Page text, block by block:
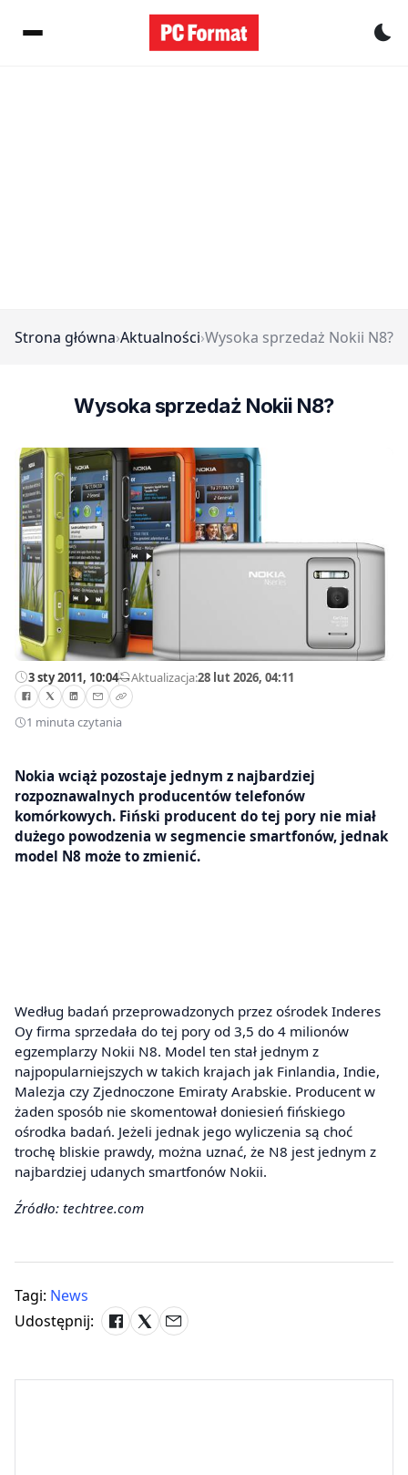
Strona główna›Aktualności›Wysoka sprzedaż Nokii N8?
Wysoka sprzedaż Nokii N8?
3 sty 2011, 10:04—Aktualizacja:28 lut 2026, 04:11
1 minuta czytania
Nokia wciąż pozostaje jednym z najbardziej
rozpoznawalnych producentów telefonów
komórkowych. Fiński producent do tej pory nie miał
dużego powodzenia w segmencie smartfonów, jednak
model N8 może to zmienić.
Według badań przeprowadzonych przez ośrodek Inderes
Oy firma sprzedała do tej pory od 3,5 do 4 milionów
egzemplarzy Nokii N8. Model ten stał jednym z
najpopularniejszych w takich krajach jak Finlandia, Indie,
Malezja czy Zjednoczone Emiraty Arabskie. Producent w
żaden sposób nie skomentował doniesień fińskiego
ośrodka badań. Jeżeli jednak jego wyliczenia są choć
trochę bliskie prawdy, można uznać, że N8 jest jednym z
najbardziej udanych smartfonów Nokii.
Źródło: techtree.com
Tagi: News
Udostępnij: